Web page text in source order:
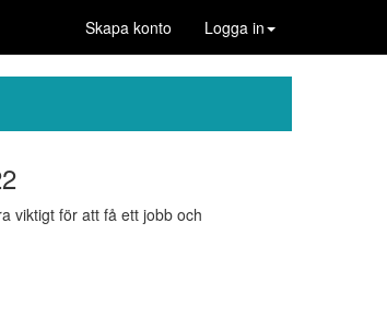
Skapa konto Logga in
viktigt för att få ett jobb och